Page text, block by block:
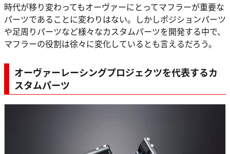
時代が移り変わってもオーヴァーにとってマフラーが重要な
パーツであることに変わりはない。しかしポジションパーツ
や足周りパーツなど様々なカスタムパーツを開発する中で、
マフラーの役割は徐々に変化しているとも言えるだろう。
オーヴァーレーシングプロジェクツを代表するカ
スタムパーツ